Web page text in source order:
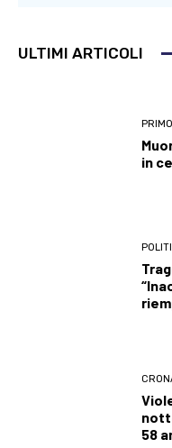
ULTIMI ARTICOLI
in
58